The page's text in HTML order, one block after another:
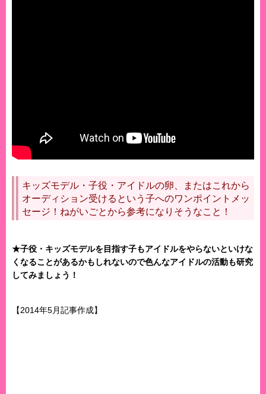
キッズモデル・子役・アイドルの卵、またはこれから
オーディション受けるという子へのワンポイントメッ
セージ！ねがいごとから参考になりそうなこと！
★子役・キッズモデルを目指す子もアイドルをやらないといけな
くなることがあるかもしれないので色んなアイドルの活動も研究
してみましょう！
【2014年5月記事作成】